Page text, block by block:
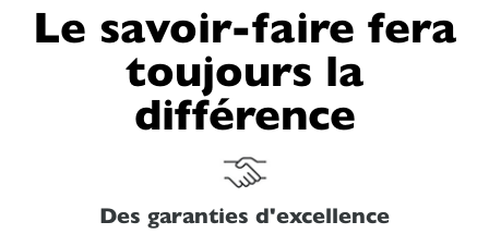
Le savoir-faire fera
toujours la
différence
Des garanties d'excellence